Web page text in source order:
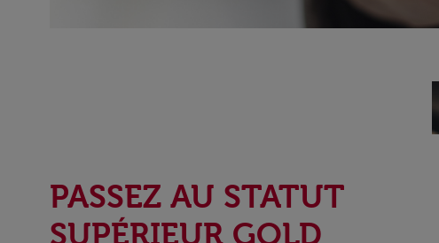
PASSEZ AU STATUT
SUPÉRIEUR GOLD